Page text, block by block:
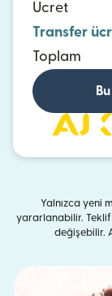
Ücret
Transfer
Toplam
Yalnızca yeni
yararlanabilir. Teklif
değişebilir.